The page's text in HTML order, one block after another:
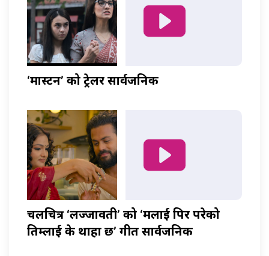
‘मास्टर्नी’ को ट्रेलर सार्वजनिक
चलचित्र ‘लज्जावती’ को ‘मलाई पिर परेको
तिम्लाई के थाहा छ’ गीत सार्वजनिक